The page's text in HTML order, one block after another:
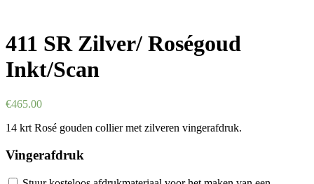
411 SR Zilver/ Roségoud
Inkt/Scan
€465.00
14 krt Rosé gouden collier met zilveren vingerafdruk.
Vingerafdruk